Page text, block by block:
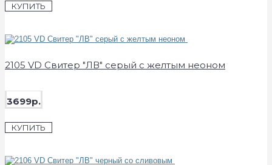
КУПИТЬ
2105 VD Свитер "ЛВ" серый с желтым неоном
3699р.
КУПИТЬ